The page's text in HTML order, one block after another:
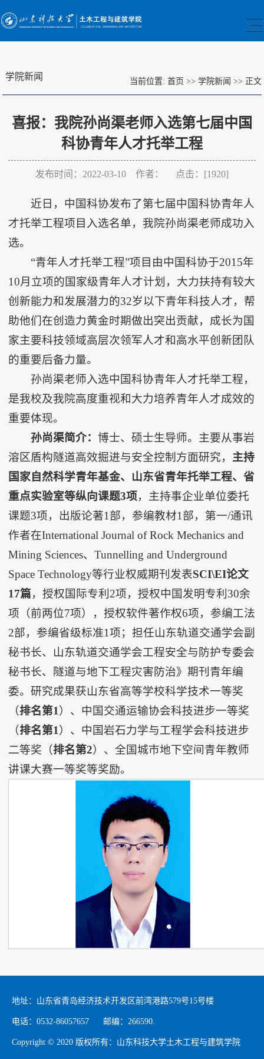
学院新闻 当前位置: 首页 >> 学院新闻 >> 正文
喜报：我院孙尚渠老师入选第七届中国
科协青年人才托举工程
发布时间：2022-03-10 作者： 点击：[1920]
近日，中国科协发布了第七届中国科协青年人
才托举工程项目入选名单，我院孙尚渠老师成功入
选。
“青年人才托举工程”项目由中国科协于2015年
10月立项的国家级青年人才计划，大力扶持有较大
创新能力和发展潜力的32岁以下青年科技人才，帮
助他们在创造力黄金时期做出突出贡献，成长为国
家主要科技领域高层次领军人才和高水平创新团队
的重要后备力量。
孙尚渠老师入选中国科协青年人才托举工程，
是我校及我院高度重视和大力培养青年人才成效的
重要体现。
孙尚渠简介： 博士、硕士生导师。主要从事岩
溶区盾构隧道高效掘进与安全控制方面研究， 主持
国家自然科学青年基金、山东省青年托举工程、省
重点实验室等纵向课题3项，主持事企业单位委托
课题3项，出版论著1部，参编教材1部，第一/通讯
作者在International Journal of Rock Mechanics and
Mining Sciences、Tunnelling and Underground
Space Technology等行业权威期刊发表SCI\EI论文
17篇，授权国际专利2项，授权中国发明专利30余
项（前两位7项），授权软件著作权6项，参编工法
2部，参编省级标准1项；担任山东轨道交通学会副
秘书长、山东轨道交通学会工程安全与防护专委会
秘书长、隧道与地下工程灾害防治》期刊青年编
委。研究成果获山东省高等学校科学技术一等奖
（排名第1 ）、中国交通运输协会科技进步一等奖
（排名第1 ）、中国岩石力学与工程学会科技进步
二等奖（排名第2）、全国城市地下空间青年教师
讲课大赛一等奖等奖励。
地址：山东省青岛经济技术开发区前湾港路579号15号楼
电话：0532-86057657 邮编：266590.
Copyright © 2020 版权所有：山东科技大学土木工程与建筑学院